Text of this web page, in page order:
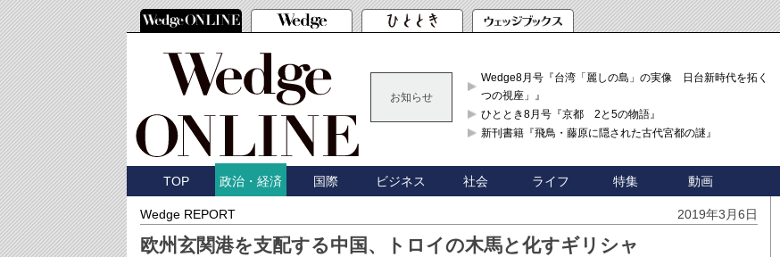
お知らせ
Wedge8月号『台湾「麗しの島」の実像 日台新時代を拓く「3
つの視座」』
ひととき8月号『京都 2と5の物語』
新刊書籍『飛鳥・藤原に隠された古代宮都の謎』
TOP 政治・経済 国際 ビジネス 社会 ライフ 特集 動画
Wedge REPORT 2019年3月6日
欧州玄関港を支配する中国、トロイの木馬と化すギリシャ